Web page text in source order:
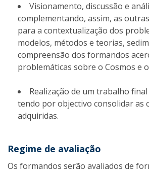
Visionamento, discussão e
complementando, assim, as
para a contextualização dos
modelos, métodos e teorias,
compreensão dos formandos
problemáticas sobre o Cosmos e
Realização de um trabalho
tendo por objectivo consolidar as
adquiridas.
Regime de avaliação
Os formandos serão avaliados de